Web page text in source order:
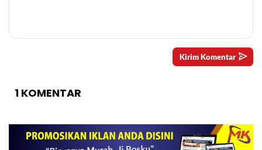
1 KOMENTAR